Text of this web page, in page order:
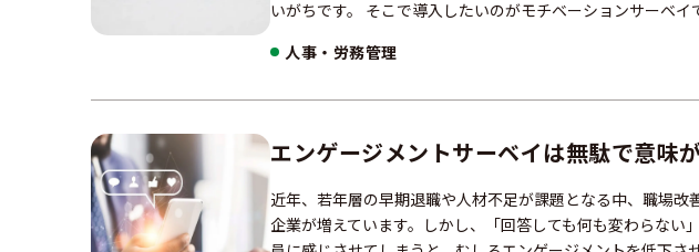
いがちです。 そこで導入したいのがモチベーションサーベ
人事・労務管理
エンゲージメントサーベイは無駄で意味
近年、若年層の早期退職や人材不足が課題となる中、職場
企業が増えています。しかし、「回答しても何も変わらな